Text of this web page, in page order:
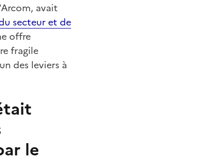
avait
secteur et de
offre
fragile
des leviers à
le